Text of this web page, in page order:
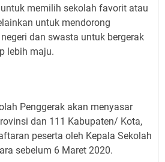
memilih sekolah favorit atau
untuk mendorong
dan swasta untuk bergerak
lebih maju.
Penggerak akan menyasar
dan 111 Kabupaten/ Kota,
peserta oleh Kepala Sekolah
sebelum 6 Maret 2020.